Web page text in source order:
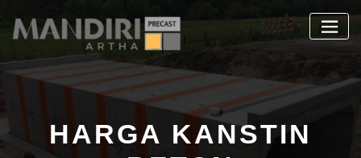
content
HARGA KANSTIN